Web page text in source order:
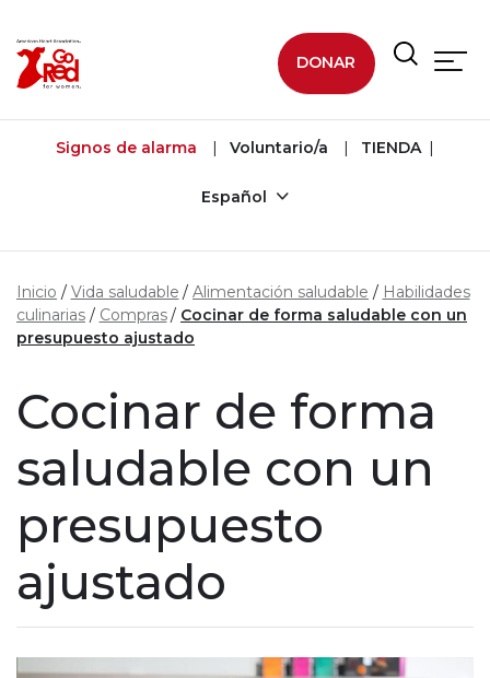
DONAR
Signos de alarma Voluntario/a TIENDA
Español
Inicio Vida saludable Alimentación saludable
Habilidades
culinarias
Compras
Cocinar de forma saludable con un
presupuesto ajustado
Cocinar de forma
saludable con un
presupuesto
ajustado